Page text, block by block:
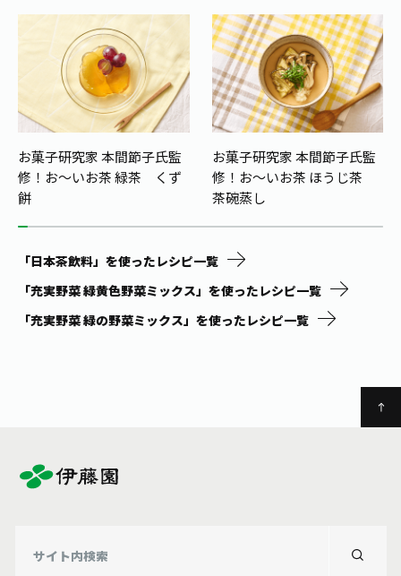
お菓子研究家 本間節子氏監
修！ お〜いお茶 緑茶 くず
餅
お菓子研究家 本間節子氏監
修！ お～いお茶 ほうじ茶
茶碗蒸し
「日本茶飲料」を使ったレシピ一覧
「充実野菜 緑黄色野菜ミックス」を使ったレシピ一覧
「充実野菜 緑の野菜ミックス」を使ったレシピ一覧